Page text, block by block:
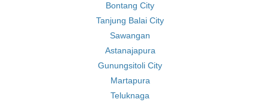
Bontang City
Tanjung Balai City
Sawangan
Astanajapura
Gunungsitoli City
Martapura
Teluknaga